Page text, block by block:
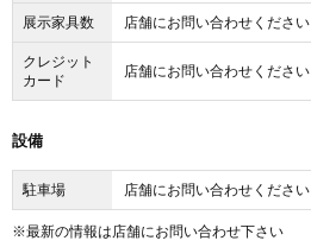
展示家具数 店舗にお問い合わせください
クレジット
カード
店舗にお問い合わせください
設備
駐車場 店舗にお問い合わせください
※最新の情報は店舗にお問い合わせ下さい